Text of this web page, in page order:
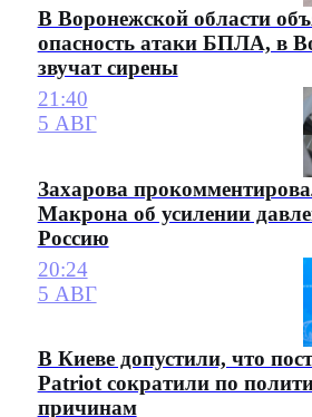
В Воронежской области
опасность атаки БПЛА, в
звучат сирены
21:40
5 АВГ
Захарова
Макрона об усилении
Россию
20:24
5 АВГ
В Киеве допустили, что
Patriot сократили по
причинам